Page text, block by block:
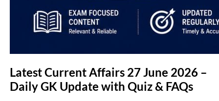
Latest Current Affairs 27 June 2026 –
Daily GK Update with Quiz & FAQs